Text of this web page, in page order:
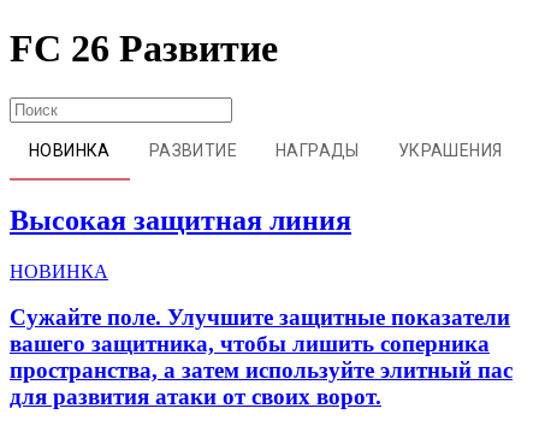
FC 26 Развитие
НОВИНКА РАЗВИТИЕ НАГРАДЫ УКРАШЕНИЯ
Высокая защитная линия
НОВИНКА
Сужайте поле. Улучшите защитные показатели
вашего защитника, чтобы лишить соперника
пространства, а затем используйте элитный пас
для развития атаки от своих ворот.